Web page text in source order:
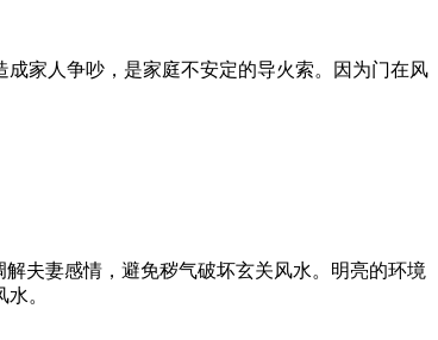
家人争吵，是家庭不安定的导火索。因为门在风
夫妻感情，避免秽气破坏玄关风水。明亮的环境
。